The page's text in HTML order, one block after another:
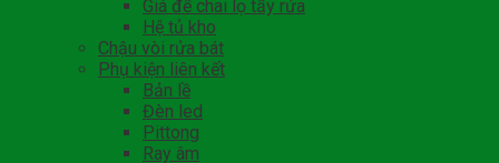
Giá để chai lọ tẩy rửa
Hệ tủ kho
Chậu vòi rửa bát
Phụ kiện liên kết
Bản lề
Đèn led
Pittong
Ray âm